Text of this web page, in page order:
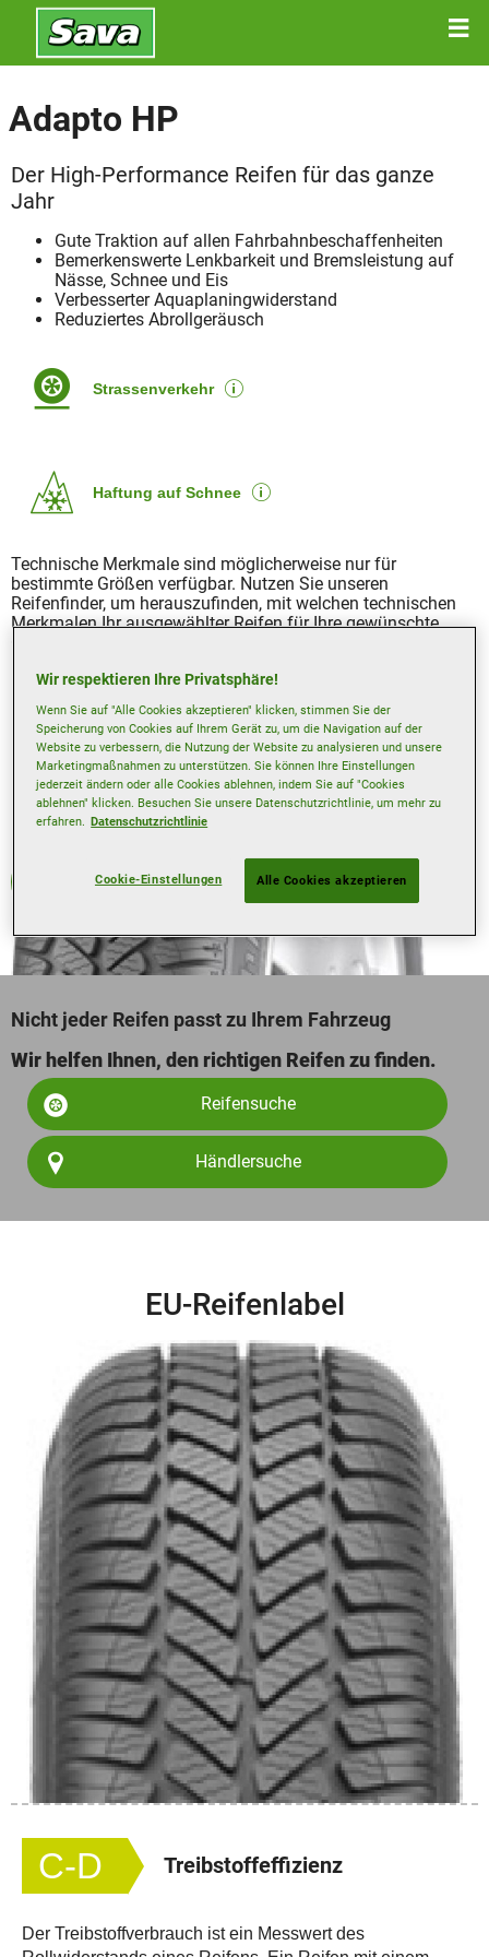
Adapto HP
Der High-Performance Reifen für das ganze
Jahr
Gute Traktion auf allen Fahrbahnbeschaffenheiten
Bemerkenswerte Lenkbarkeit und Bremsleistung auf
Nässe, Schnee und Eis
Verbesserter Aquaplaningwiderstand
Reduziertes Abrollgeräusch
Strassenverkehr
Haftung auf Schnee
Technische Merkmale sind möglicherweise nur für
bestimmte Größen verfügbar. Nutzen Sie unseren
Reifenfinder, um herauszufinden, mit welchen technischen
Merkmalen Ihr ausgewählter Reifen für Ihre gewünschte
Ganzjahresreifen
Nicht jeder Reifen passt zu Ihrem Fahrzeug
Wir helfen Ihnen, den richtigen Reifen zu finden.
Reifensuche
Händlersuche
EU-Reifenlabel
C-D Treibstoffeffizienz
Der Treibstoffverbrauch ist ein Messwert des
Wir respektieren Ihre Privatsphäre!
Wenn Sie auf "Alle Cookies akzeptieren" klicken, stimmen Sie der
Speicherung von Cookies auf Ihrem Gerät zu, um die Navigation auf der
Website zu verbessern, die Nutzung der Website zu analysieren und unsere
Marketingmaßnahmen zu unterstützen. Sie können Ihre Einstellungen
jederzeit ändern oder alle Cookies ablehnen, indem Sie auf "Cookies
ablehnen" klicken. Besuchen Sie unsere Datenschutzrichtlinie, um mehr zu
erfahren. Datenschutzrichtlinie
Cookie-Einstellungen Alle Cookies akzeptieren